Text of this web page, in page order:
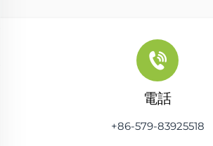
電話
+86-579-83925518